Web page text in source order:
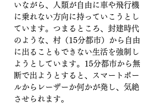
いながら、人類が自由に車や飛行機
に乗れない方向に持っていこうとし
ています。つまるところ、封建時代
のような、村（15分都市）から自由
に出ることもできない生活を強制し
ようとしています。15分都市から無
断で出ようとすると、スマートポー
ルからレーザーか何かが発し、気絶
させられます。